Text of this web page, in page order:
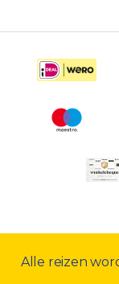
Alle reizen